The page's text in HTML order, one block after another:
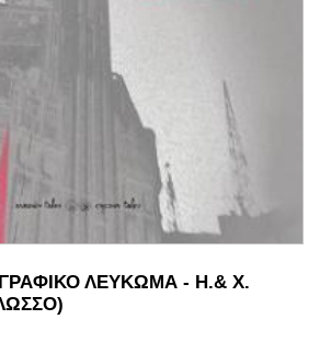
ΛΕΥΚΩΜΑ - Η.& Χ.